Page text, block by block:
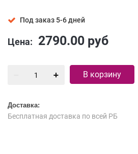
Под заказ 5-6 дней
Цена: 2790.00 руб
В корзину
Доставка:
Бесплатная доставка по всей РБ